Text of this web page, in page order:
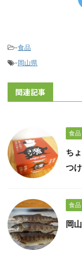
-食品
-岡山県
関連記事
食品
ち
つ
食品
岡